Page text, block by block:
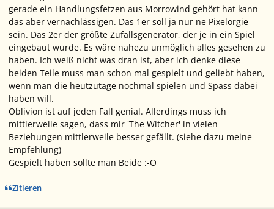
gerade ein Handlungsfetzen aus Morrowind gehört hat kann
das aber vernachlässigen. Das 1er soll ja nur ne Pixelorgie
sein. Das 2er der größte Zufallsgenerator, der je in ein Spiel
eingebaut wurde. Es wäre nahezu unmöglich alles gesehen zu
haben. Ich weiß nicht was dran ist, aber ich denke diese
beiden Teile muss man schon mal gespielt und geliebt haben,
wenn man die heutzutage nochmal spielen und Spass dabei
haben will.
Oblivion ist auf jeden Fall genial. Allerdings muss ich
mittlerweile sagen, dass mir 'The Witcher' in vielen
Beziehungen mittlerweile besser gefällt. (siehe dazu meine
Empfehlung)
Gespielt haben sollte man Beide :-O
Zitieren